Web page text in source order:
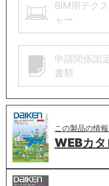
BIM用テク
ャー
申請関係認
書類
この製品の情
WEBカタ